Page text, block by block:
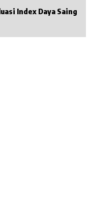
Index Daya Saing